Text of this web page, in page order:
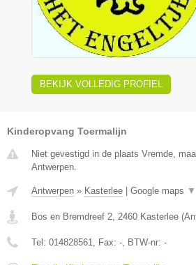
BEKIJK VOLLEDIG PROFIEL
Kinderopvang Toermalijn
Niet gevestigd in de plaats Vremde,
Antwerpen.
Antwerpen » Kasterlee Google maps ▼
Bos en Bremdreef 2, 2460 Kasterlee (
Tel: 014828561, Fax: -, BTW-nr: -